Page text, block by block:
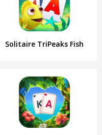
Solitaire TriPeaks Fish